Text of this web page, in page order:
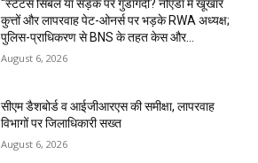
“स्टेटस सिंबल या सड़क पर गुंडागर्दी? नोएडा में खूंखार
कुत्तों और लापरवाह पेट-ओनर्स पर भड़के RWA अध्यक्ष;
पुलिस-प्राधिकरण से BNS के तहत केस और...
August 6, 2026
सीएम डैशबोर्ड व आईजीआरएस की समीक्षा, लापरवाह
विभागों पर जिलाधिकारी सख्त
August 6, 2026